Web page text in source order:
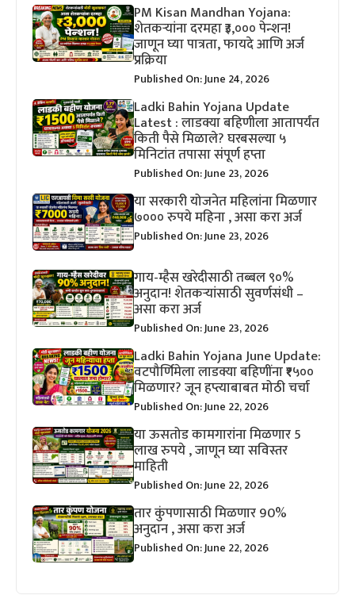
PM Kisan Mandhan Yojana:
शेतकऱ्यांना दरमहा ₹३,००० पेन्शन!
जाणून घ्या पात्रता, फायदे आणि अर्ज
प्रक्रिया
Published On: June 24, 2026
Ladki Bahin Yojana Update
Latest : लाडक्या बहिणीला आतापर्यंत
किती पैसे मिळाले? घरबसल्या ५
मिनिटांत तपासा संपूर्ण हप्ता
Published On: June 23, 2026
या सरकारी योजनेत महिलांना मिळणार
७००० रुपये महिना , असा करा अर्ज
Published On: June 23, 2026
गाय-म्हैस खरेदीसाठी तब्बल ९०%
अनुदान! शेतकऱ्यांसाठी सुवर्णसंधी –
असा करा अर्ज
Published On: June 23, 2026
Ladki Bahin Yojana June Update:
वटपौर्णिमेला लाडक्या बहिणींना ₹१५००
मिळणार? जून हप्त्याबाबत मोठी चर्चा
Published On: June 22, 2026
या ऊसतोड कामगारांना मिळणार 5
लाख रुपये , जाणून घ्या सविस्तर
माहिती
Published On: June 22, 2026
तार कुंपणासाठी मिळणार 90%
अनुदान , असा करा अर्ज
Published On: June 22, 2026